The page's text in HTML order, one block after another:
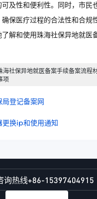
及性和便利性。同时，市民
保医疗过程的合法性和合规
解和使用珠海社保异地就医
海社保异地就医备案手续备案流程
项
局登记备案网
更换ip和使用通知
询热线+86-15397404915